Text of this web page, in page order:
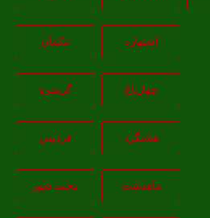
اشتهارد تنکمان
چهارباغ گرمدره
هشتگرد فردیس
ماهدشت محمد شهر